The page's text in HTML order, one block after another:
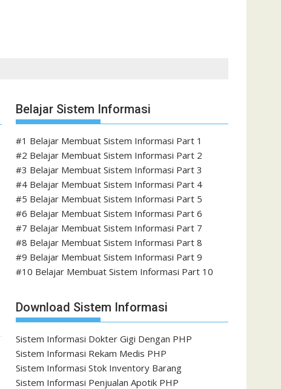
Belajar Sistem Informasi
#1 Belajar Membuat Sistem Informasi Part 1
#2 Belajar Membuat Sistem Informasi Part 2
#3 Belajar Membuat Sistem Informasi Part 3
#4 Belajar Membuat Sistem Informasi Part 4
#5 Belajar Membuat Sistem Informasi Part 5
#6 Belajar Membuat Sistem Informasi Part 6
#7 Belajar Membuat Sistem Informasi Part 7
#8 Belajar Membuat Sistem Informasi Part 8
#9 Belajar Membuat Sistem Informasi Part 9
#10 Belajar Membuat Sistem Informasi Part 10
Download Sistem Informasi
Sistem Informasi Dokter Gigi Dengan PHP
Sistem Informasi Rekam Medis PHP
Sistem Informasi Stok Inventory Barang
Sistem Informasi Penjualan Apotik PHP